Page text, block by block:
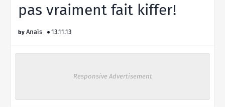
pas vraiment fait kiffer!
Anaïs 13.11.13
Responsive Advertisement